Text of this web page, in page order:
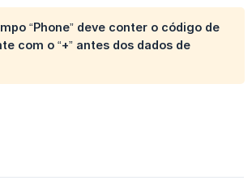
“Phone” deve conter o código de
com o “+” antes dos dados de